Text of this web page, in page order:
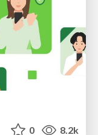
0 8.2k